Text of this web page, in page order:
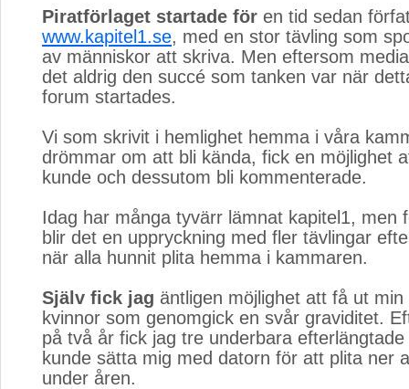
Piratförlaget startade för en tid sedan
www.kapitel1.se, med en stor tävling som
av människor att skriva. Men eftersom
det aldrig den succé som tanken var när
forum startades.
Vi som skrivit i hemlighet hemma i våra
drömmar om att bli kända, fick en möjlighet
kunde och dessutom bli kommenterade.
Idag har många tyvärr lämnat kapitel1, men
blir det en uppryckning med fler tävlingar
när alla hunnit plita hemma i kammaren.
Själv fick jag äntligen möjlighet att få ut min
kvinnor som genomgick en svår graviditet.
på två år fick jag tre underbara
kunde sätta mig med datorn för att plita ner
under åren.